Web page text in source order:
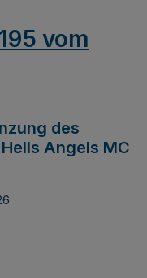
vom
des
Angels MC